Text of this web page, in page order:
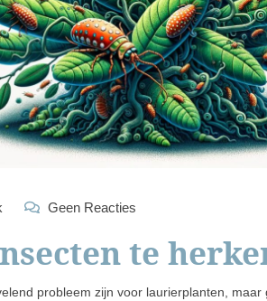
Geen Reacties
te
probleem zijn voor laurierplanten, maar